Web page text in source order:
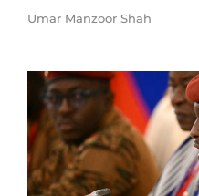
Umar Manzoor Shah